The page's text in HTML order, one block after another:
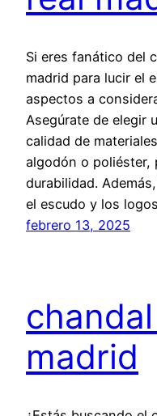
Si eres fanático del
madrid para lucir el
aspectos a
Asegúrate de elegir
calidad de
algodón o poliéster,
durabilidad.
el escudo y los
febrero 13, 2025
madrid